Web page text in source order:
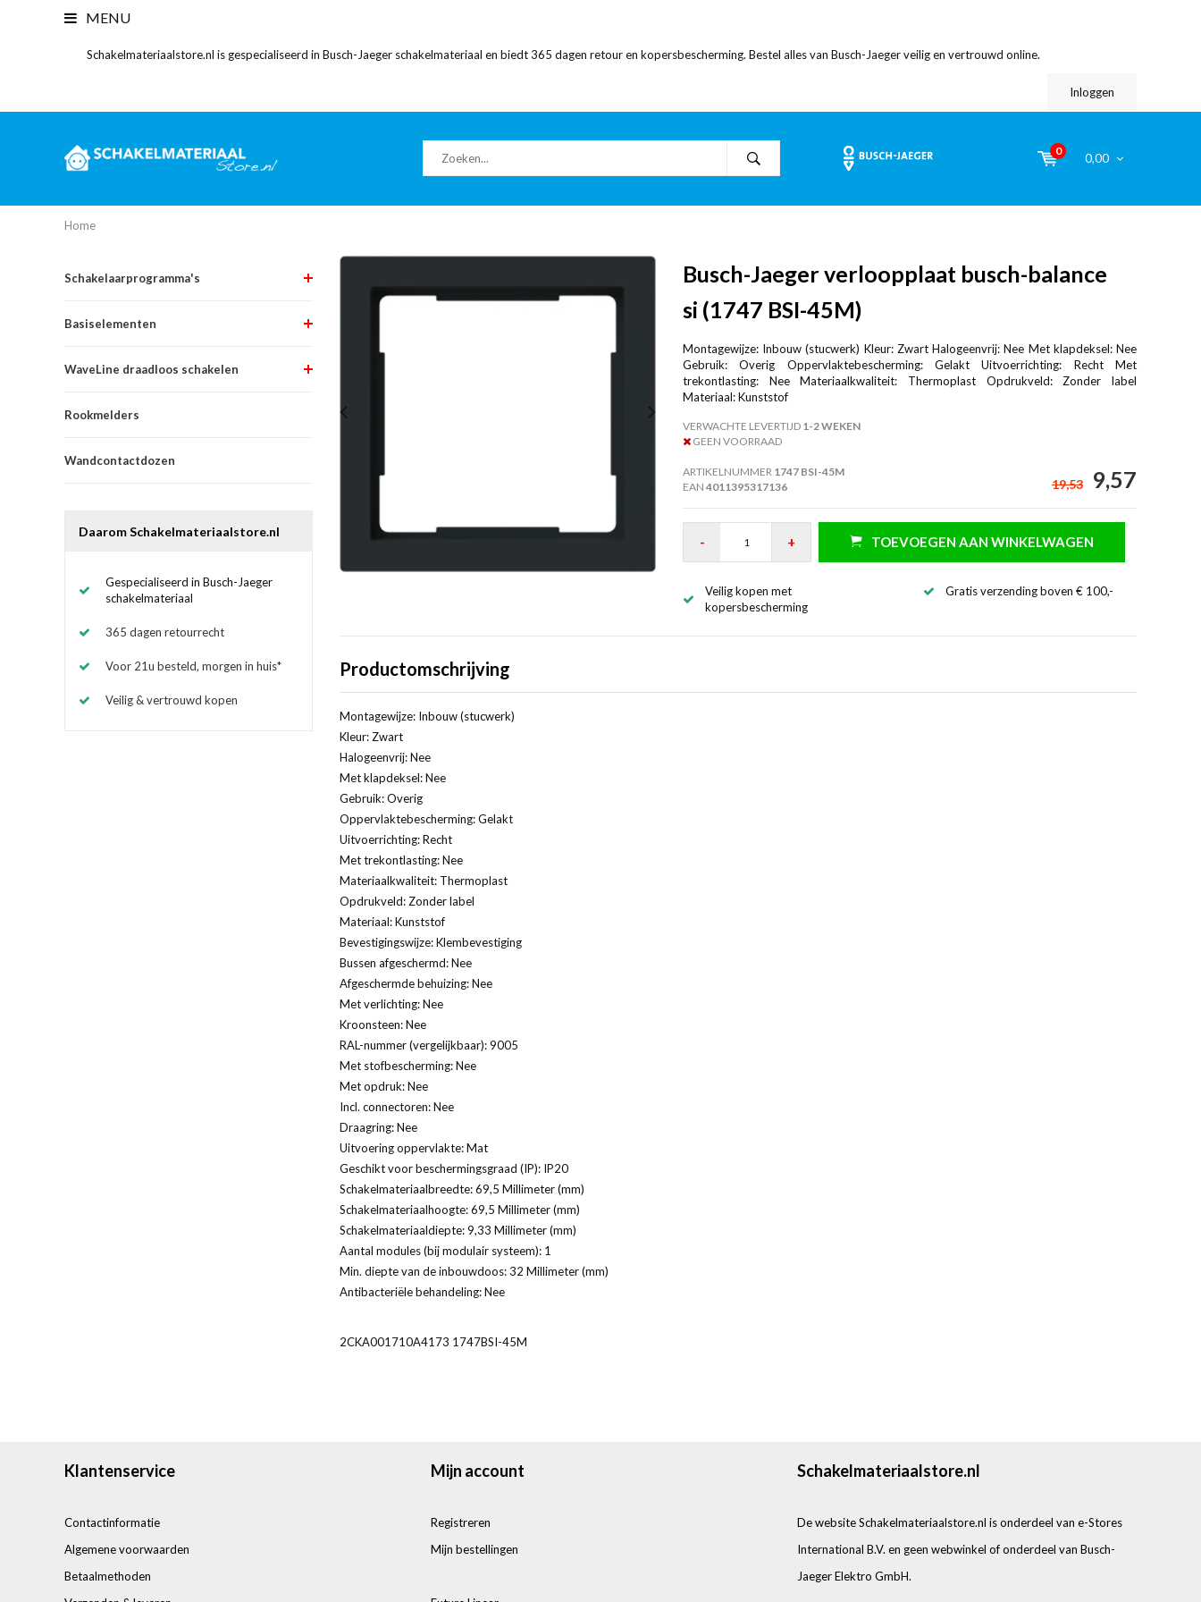
MENU
Schakelmateriaalstore.nl is gespecialiseerd in Busch-Jaeger schakelmateriaal en biedt 365 dagen retour en kopersbescherming. Bestel alles van Busch-Jaeger veilig en vertrouwd online.
Inloggen
0
0,00
Home
Schakelaarprogramma's
Basiselementen
WaveLine draadloos schakelen
Rookmelders
Wandcontactdozen
Daarom Schakelmateriaalstore.nl
Gespecialiseerd in Busch-Jaeger
schakelmateriaal
365 dagen retourrecht
Voor 21u besteld, morgen in huis*
Veilig & vertrouwd kopen
Busch-Jaeger verloopplaat busch-balance
si (1747 BSI-45M)
Montagewijze: Inbouw (stucwerk) Kleur: Zwart Halogeenvrij: Nee Met klapdeksel: Nee
Gebruik: Overig Oppervlaktebescherming: Gelakt Uitvoerrichting: Recht Met
trekontlasting: Nee Materiaalkwaliteit: Thermoplast Opdrukveld: Zonder label
Materiaal: Kunststof
VERWACHTE LEVERTIJD1-2 WEKEN
GEEN VOORRAAD
ARTIKELNUMMER 1747 BSI-45M
EAN 4011395317136 19,53 9,57
- + TOEVOEGEN AAN WINKELWAGEN
Veilig kopen met
kopersbescherming
Gratis verzending boven € 100,-
Productomschrijving
Montagewijze: Inbouw (stucwerk)
Kleur: Zwart
Halogeenvrij: Nee
Met klapdeksel: Nee
Gebruik: Overig
Oppervlaktebescherming: Gelakt
Uitvoerrichting: Recht
Met trekontlasting: Nee
Materiaalkwaliteit: Thermoplast
Opdrukveld: Zonder label
Materiaal: Kunststof
Bevestigingswijze: Klembevestiging
Bussen afgeschermd: Nee
Afgeschermde behuizing: Nee
Met verlichting: Nee
Kroonsteen: Nee
RAL-nummer (vergelijkbaar): 9005
Met stofbescherming: Nee
Met opdruk: Nee
Incl. connectoren: Nee
Draagring: Nee
Uitvoering oppervlakte: Mat
Geschikt voor beschermingsgraad (IP): IP20
Schakelmateriaalbreedte: 69,5 Millimeter (mm)
Schakelmateriaalhoogte: 69,5 Millimeter (mm)
Schakelmateriaaldiepte: 9,33 Millimeter (mm)
Aantal modules (bij modulair systeem): 1
Min. diepte van de inbouwdoos: 32 Millimeter (mm)
Antibacteriële behandeling: Nee
2CKA001710A4173 1747BSI-45M
Klantenservice
Contactinformatie
Algemene voorwaarden
Betaalmethoden
Mijn account
Registreren
Mijn bestellingen
Schakelmateriaalstore.nl
De website Schakelmateriaalstore.nl is onderdeel van e-Stores
International B.V. en geen webwinkel of onderdeel van Busch-
Jaeger Elektro GmbH.